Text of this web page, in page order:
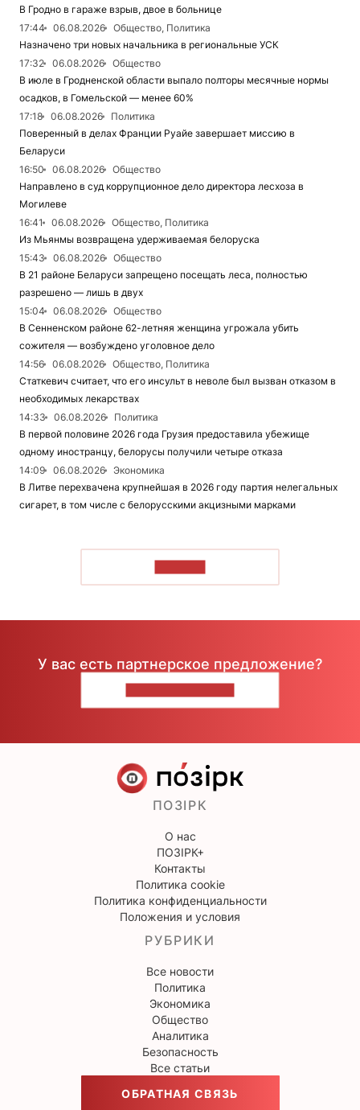
В Гродно в гараже взрыв, двое в больнице
17:44
06.08.2026
Общество, Политика
Назначено три новых начальника в региональные УСК
17:32
06.08.2026
Общество
В июле в Гродненской области выпало полторы месячные нормы
осадков, в Гомельской — менее 60%
17:18
06.08.2026
Политика
Поверенный в делах Франции Руайе завершает миссию в
Беларуси
16:50
06.08.2026
Общество
Направлено в суд коррупционное дело директора лесхоза в
Могилеве
16:41
06.08.2026
Общество, Политика
Из Мьянмы возвращена удерживаемая белоруска
15:43
06.08.2026
Общество
В 21 районе Беларуси запрещено посещать леса, полностью
разрешено — лишь в двух
15:04
06.08.2026
Общество
В Сенненском районе 62-летняя женщина угрожала убить
сожителя — возбуждено уголовное дело
14:56
06.08.2026
Общество, Политика
Статкевич считает, что его инсульт в неволе был вызван отказом в
необходимых лекарствах
14:33
06.08.2026
Политика
В первой половине 2026 года Грузия предоставила убежище
одному иностранцу, белорусы получили четыре отказа
14:09
06.08.2026
Экономика
В Литве перехвачена крупнейшая в 2026 году партия нелегальных
сигарет, в том числе с белорусскими акцизными марками
У вас есть партнерское предложение?
ПОЗІРК
О нас
ПОЗІРК+
Контакты
Политика cookie
Политика конфиденциальности
Положения и условия
РУБРИКИ
Все новости
Политика
Экономика
Общество
Аналитика
Безопасность
Все статьи
ОБРАТНАЯ СВЯЗЬ